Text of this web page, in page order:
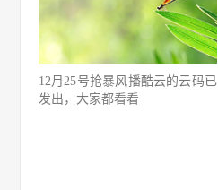
12月25号抢暴风播酷云的云码已
发出，大家都看看